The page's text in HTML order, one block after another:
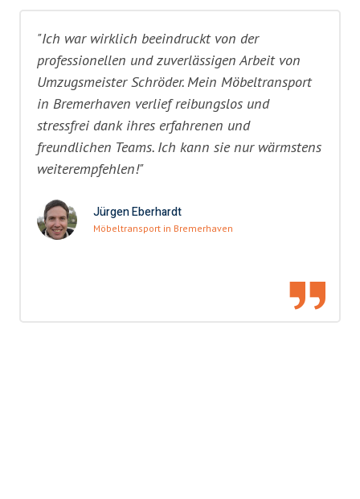
"Ich war wirklich beeindruckt von der
professionellen und zuverlässigen Arbeit von
Umzugsmeister Schröder. Mein Möbeltransport
in Bremerhaven verlief reibungslos und
stressfrei dank ihres erfahrenen und
freundlichen Teams. Ich kann sie nur wärmstens
weiterempfehlen!"
Jürgen Eberhardt
Möbeltransport in Bremerhaven